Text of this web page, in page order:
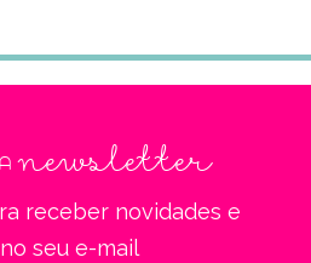
newsletter
receber novidades e
seu e-mail